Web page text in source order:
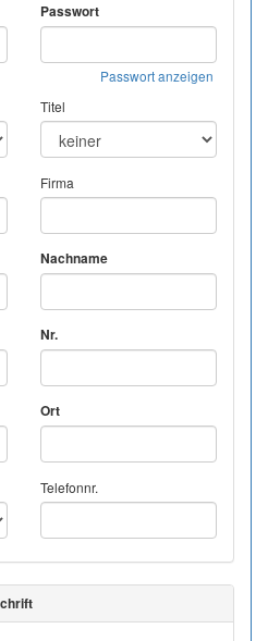
Passwort
Passwort anzeigen
Titel
Firma
Nachname
Nr.
Ort
Telefonnr.